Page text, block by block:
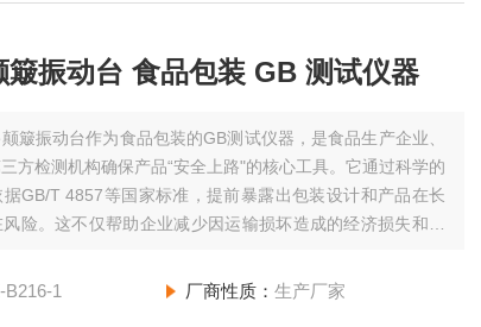
簸振动台 食品包装 GB 测试仪器
簸振动台作为食品包装的GB测试仪器，是食品生产企业、
方检测机构确保产品“安全上路"的核心工具。它通过科学的
GB/T 4857等国家标准，提前暴露出包装设计和产品在长
险。这不仅帮助企业减少因运输损坏造成的经济损失和客
试仪器
B216-1 厂商性质： 生产厂家